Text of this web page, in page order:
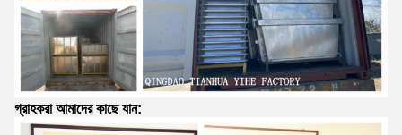
গ্রাহকরা আমাদের কাছে যান: